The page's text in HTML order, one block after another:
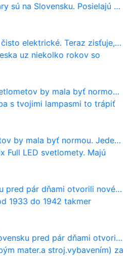
Posielajú už pokuty? Ukáže ich Waze?
Teraz zisťuje, že potrebuje nový osemvalcový motor
uz niekolko rokov so
mala byť normou. Jeden nový dnes stojí priemerne 1251 eur!
s tvojimi lampasmi to trápiť
normou. Jeden nový dnes stojí priemerne 1251 eur!
Full LED svetlomety. Majú
pár dňami otvorili nové mosty, ktoré to sú?
1933 do 1942 takmer
pred pár dňami otvorili nové mosty, ktoré to sú?
mater.a stroj.vybavením) za